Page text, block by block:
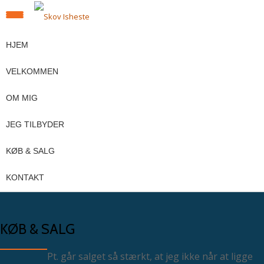
SKIFT
NAVIGATION
HJEM
VELKOMMEN
OM MIG
JEG TILBYDER
KØB & SALG
KONTAKT
KØB & SALG
Pt. går salget så stærkt, at jeg ikke når at ligge